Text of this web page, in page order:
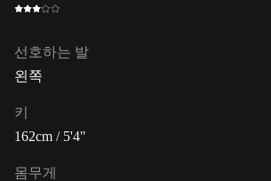
선호하는 발
왼쪽
키
162cm / 5'4"
몸무게